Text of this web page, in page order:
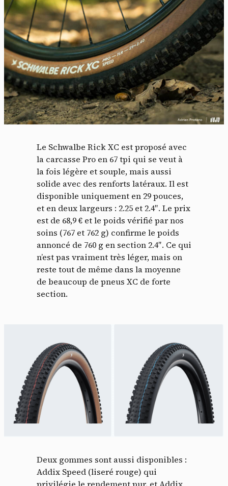
Le Schwalbe Rick XC est proposé avec
la carcasse Pro en 67 tpi qui se veut à
la fois légère et souple, mais aussi
solide avec des renforts latéraux. Il est
disponible uniquement en 29 pouces,
et en deux largeurs : 2.25 et 2.4″. Le prix
est de 68,9 € et le poids vérifié par nos
soins (767 et 762 g) confirme le poids
annoncé de 760 g en section 2.4″. Ce qui
n’est pas vraiment très léger, mais on
reste tout de même dans la moyenne
de beaucoup de pneus XC de forte
section.
Deux gommes sont aussi disponibles :
Addix Speed (liseré rouge) qui
privilégie le rendement pur, et Addix